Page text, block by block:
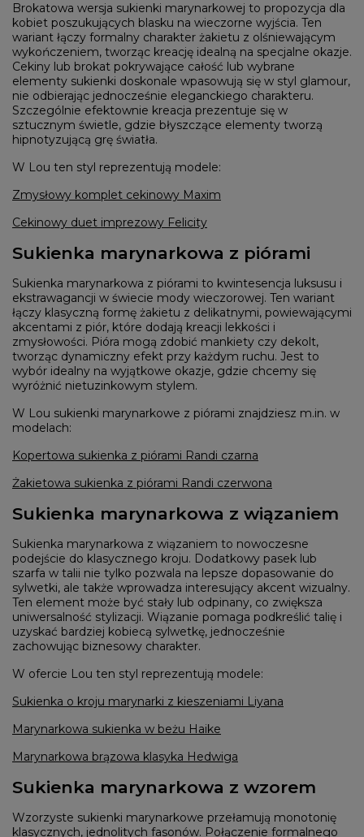
Brokatowa wersja sukienki marynarkowej to propozycja dla
kobiet poszukujących blasku na wieczorne wyjścia. Ten
wariant łączy formalny charakter żakietu z olśniewającym
wykończeniem, tworząc kreację idealną na specjalne okazje.
Cekiny lub brokat pokrywające całość lub wybrane
elementy sukienki doskonale wpasowują się w styl glamour,
nie odbierając jednocześnie eleganckiego charakteru.
Szczególnie efektownie kreacja prezentuje się w
sztucznym świetle, gdzie błyszczące elementy tworzą
hipnotyzującą grę światła.
W Lou ten styl reprezentują modele:
Zmysłowy komplet cekinowy Maxim
Cekinowy duet imprezowy Felicity
Sukienka marynarkowa z piórami
Sukienka marynarkowa z piórami to kwintesencja luksusu i
ekstrawagancji w świecie mody wieczorowej. Ten wariant
łączy klasyczną formę żakietu z delikatnymi, powiewającymi
akcentami z piór, które dodają kreacji lekkości i
zmysłowości. Pióra mogą zdobić mankiety czy dekolt,
tworząc dynamiczny efekt przy każdym ruchu. Jest to
wybór idealny na wyjątkowe okazje, gdzie chcemy się
wyróżnić nietuzinkowym stylem.
W Lou sukienki marynarkowe z piórami znajdziesz m.in. w
modelach:
Kopertowa sukienka z piórami Randi czarna
Żakietowa sukienka z piórami Randi czerwona
Sukienka marynarkowa z wiązaniem
Sukienka marynarkowa z wiązaniem to nowoczesne
podejście do klasycznego kroju. Dodatkowy pasek lub
szarfa w talii nie tylko pozwala na lepsze dopasowanie do
sylwetki, ale także wprowadza interesujący akcent wizualny.
Ten element może być stały lub odpinany, co zwiększa
uniwersalność stylizacji. Wiązanie pomaga podkreślić talię i
uzyskać bardziej kobiecą sylwetkę, jednocześnie
zachowując biznesowy charakter.
W ofercie Lou ten styl reprezentują modele:
Sukienka o kroju marynarki z kieszeniami Liyana
Marynarkowa sukienka w beżu Haike
Marynarkowa brązowa klasyka Hedwiga
Sukienka marynarkowa z wzorem
Wzorzyste sukienki marynarkowe przełamują monotonię
klasycznych, jednolitych fasonów. Połączenie formalnego